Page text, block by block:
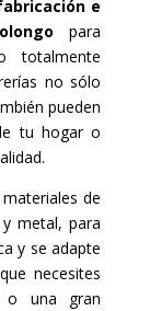
e
para
totalmente
no sólo
pueden
tu hogar o
de
metal, para
y se adapte
necesites
o una gran